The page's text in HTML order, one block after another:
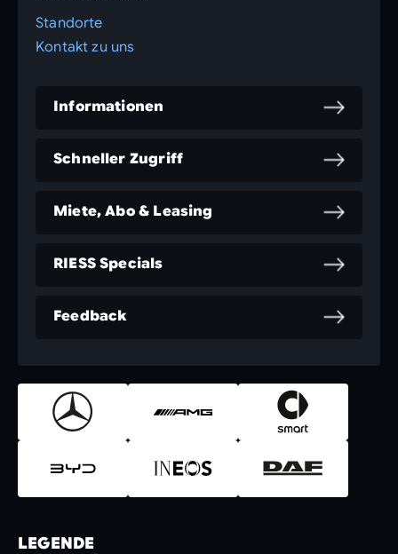
Standorte
Kontakt zu uns
Informationen
Schneller Zugriff
Miete, Abo & Leasing
RIESS Specials
Feedback
LEGENDE